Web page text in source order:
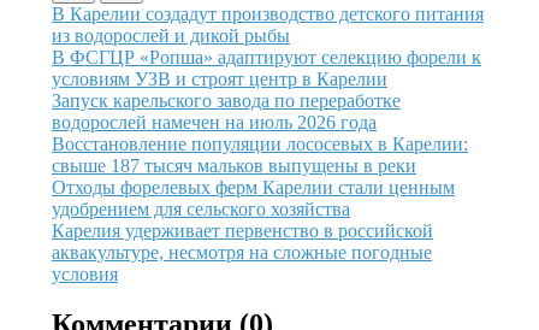
Иллюстрация новости
В Карелии создадут производство детского питания
из водорослей и дикой рыбы
Иллюстрация новости
В ФСГЦР «Ропша» адаптируют селекцию форели к
условиям УЗВ и строят центр в Карелии
Иллюстрация новости
Запуск карельского завода по переработке
водорослей намечен на июль 2026 года
Иллюстрация новости
Восстановление популяции лососевых в Карелии:
свыше 187 тысяч мальков выпущены в реки
Иллюстрация новости
Отходы форелевых ферм Карелии стали ценным
удобрением для сельского хозяйства
Иллюстрация новости
Карелия удерживает первенство в российской
аквакультуре, несмотря на сложные погодные
условия